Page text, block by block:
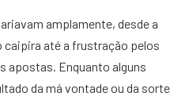
amplamente, desde a
caipira até a frustração pelos
apostas. Enquanto alguns
da má vontade ou da sorte